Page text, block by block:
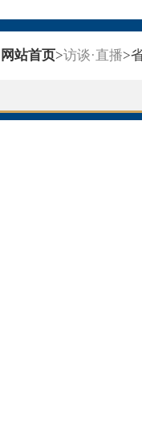
网站首页>访谈·直播>